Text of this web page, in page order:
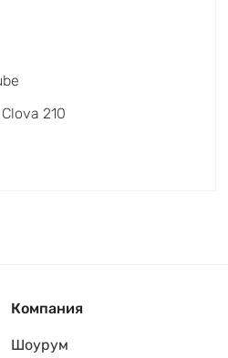
210
Компания
Шоурум